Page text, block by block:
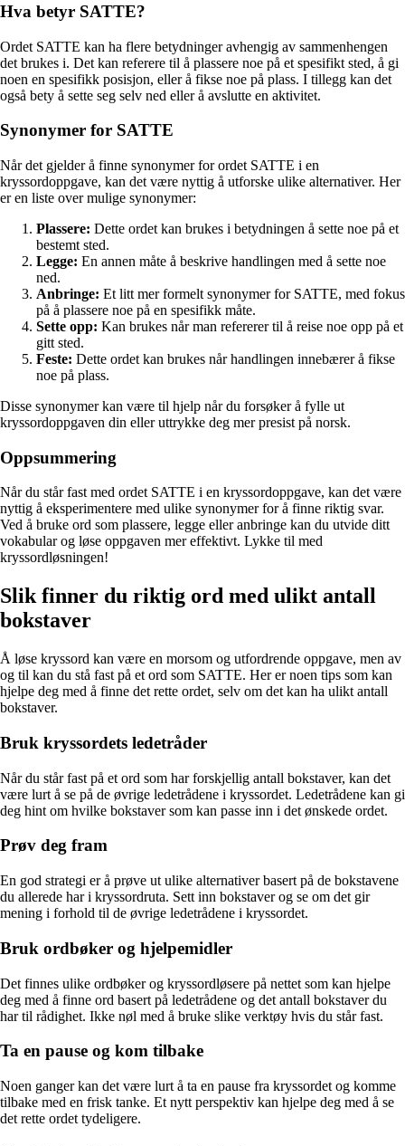
Hva betyr SATTE?
Ordet SATTE kan ha flere betydninger avhengig av sammenhengen
det brukes i. Det kan referere til å plassere noe på et spesifikt sted, å gi
noen en spesifikk posisjon, eller å fikse noe på plass. I tillegg kan det
også bety å sette seg selv ned eller å avslutte en aktivitet.
Synonymer for SATTE
Når det gjelder å finne synonymer for ordet SATTE i en
kryssordoppgave, kan det være nyttig å utforske ulike alternativer. Her
er en liste over mulige synonymer:
Plassere: Dette ordet kan brukes i betydningen å sette noe på et
bestemt sted.
Legge: En annen måte å beskrive handlingen med å sette noe
ned.
Anbringe: Et litt mer formelt synonymer for SATTE, med fokus
på å plassere noe på en spesifikk måte.
Sette opp: Kan brukes når man refererer til å reise noe opp på et
gitt sted.
Feste: Dette ordet kan brukes når handlingen innebærer å fikse
noe på plass.
Disse synonymer kan være til hjelp når du forsøker å fylle ut
kryssordoppgaven din eller uttrykke deg mer presist på norsk.
Oppsummering
Når du står fast med ordet SATTE i en kryssordoppgave, kan det være
nyttig å eksperimentere med ulike synonymer for å finne riktig svar.
Ved å bruke ord som plassere, legge eller anbringe kan du utvide ditt
vokabular og løse oppgaven mer effektivt. Lykke til med
kryssordløsningen!
Slik finner du riktig ord med ulikt antall
bokstaver
Å løse kryssord kan være en morsom og utfordrende oppgave, men av
og til kan du stå fast på et ord som SATTE. Her er noen tips som kan
hjelpe deg med å finne det rette ordet, selv om det kan ha ulikt antall
bokstaver.
Bruk kryssordets ledetråder
Når du står fast på et ord som har forskjellig antall bokstaver, kan det
være lurt å se på de øvrige ledetrådene i kryssordet. Ledetrådene kan gi
deg hint om hvilke bokstaver som kan passe inn i det ønskede ordet.
Prøv deg fram
En god strategi er å prøve ut ulike alternativer basert på de bokstavene
du allerede har i kryssordruta. Sett inn bokstaver og se om det gir
mening i forhold til de øvrige ledetrådene i kryssordet.
Bruk ordbøker og hjelpemidler
Det finnes ulike ordbøker og kryssordløsere på nettet som kan hjelpe
deg med å finne ord basert på ledetrådene og det antall bokstaver du
har til rådighet. Ikke nøl med å bruke slike verktøy hvis du står fast.
Ta en pause og kom tilbake
Noen ganger kan det være lurt å ta en pause fra kryssordet og komme
tilbake med en frisk tanke. Et nytt perspektiv kan hjelpe deg med å se
det rette ordet tydeligere.